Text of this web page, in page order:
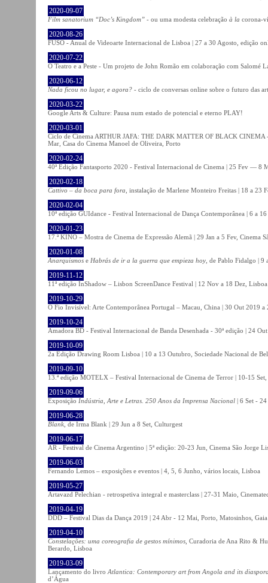
2020-09-07
Film sanatorium “Doc’s Kingdom” - ou uma modesta celebração à la corona-
2020-08-26
FUSO - Anual de Videoarte Internacional de Lisboa | 27 a 30 Agosto, edição
2020-07-22
O Teatro e a Peste - Um projeto de John Romão em colaboração com Salomé
2020-06-12
Nada ficou no lugar, e agora? - ciclo de conversas online sobre o futuro das
2020-03-22
Google Arts & Culture: Pausa num estado de potencial e eterno PLAY!
2020-03-01
Ciclo de Cinema ARTHUR JAFA: THE DARK MATTER OF BLACK
Mar, Casa do Cinema Manoel de Oliveira, Porto
2020-02-24
40ª Edição Fantasporto 2020 - Festival Internacional de Cinema | 25 Fev — 8
2020-02-18
Cattivo – da boca para fora , instalação de Marlene Monteiro Freitas | 18 a
2020-02-04
10ª edição GUIdance - Festival Internacional de Dança Contemporânea | 6 a
2020-01-23
17.ª KINO – Mostra de Cinema de Expressão Alemã | 29 Jan a 5 Fev, Cinema
2020-01-08
Anarquismos e Habrás de ir a la guerra que empieza hoy , de Pablo Fidalgo |
2019-11-12
11ª edição InShadow – Lisbon ScreenDance Festival | 12 Nov a 18 Dez, Lisboa
2019-10-29
O Fio Invisível: Arte Contemporânea Portugal – Macau, China | 30 Out 2019
2019-10-24
Amadora BD - Festival Internacional de Banda Desenhada - 30ª edição | 24
2019-10-09
2a Edição Drawing Room Lisboa | 10 a 13 Outubro, Sociedade Nacional de
2019-09-10
13.ª edição MOTELX – Festival Internacional de Cinema de Terror | 10-15
2019-09-06
Exposição Indústria, Arte e Letras. 250 Anos da Imprensa Nacional | 6 Set -
2019-06-28
Blank , de Irma Blank | 29 Jun a 8 Set, Culturgest
2019-06-17
AR - Festival de Cinema Argentino | 5ª edição: 20-23 Jun, Cinema São Jorge
2019-06-03
Fernando Lemos – exposições e eventos | 4, 5, 6 Junho, vários locais, Lisboa
2019-05-27
Artavazd Pelechian - retrospetiva integral e masterclass | 27-31 Maio,
2019-04-19
DDD – Festival Dias da Dança 2019 | 24 Abr - 12 Mai, Porto, Matosinhos, Gaia
2019-04-10
Constelações: uma coreografia de gestos mínimos , Curadoria de Ana Rito &
Berardo, Lisboa
2019-03-09
Lançamento do livro Atlantica: Contemporary art from Angola and its
d’Água